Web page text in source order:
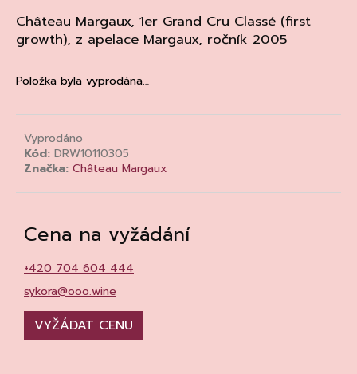
Château Margaux, 1er Grand Cru Classé (first
growth), z apelace Margaux, ročník 2005
Položka byla vyprodána…
Vyprodáno
Kód: DRW10110305
Značka: Château Margaux
Cena na vyžádání
+420 704 604 444
sykora@ooo.wine
VYŽÁDAT CENU
a
j
t
o
p
o
u
č